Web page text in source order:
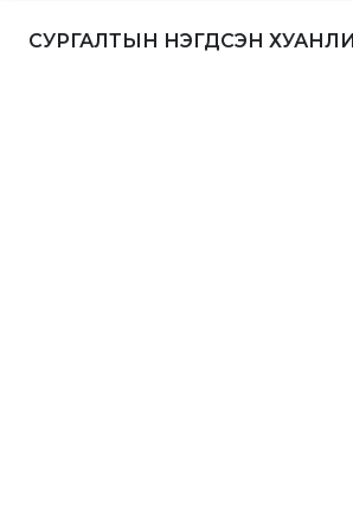
СУРГАЛТЫН НЭГДСЭН ХУАНЛИ